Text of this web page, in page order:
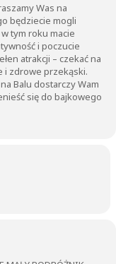
Was na
będziecie mogli
tym roku macie
i poczucie
atrakcji – czekać na
i zdrowe przekąski.
Balu dostarczy Wam
się do bajkowego